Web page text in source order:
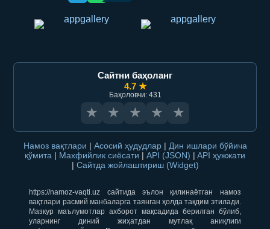
Сайтни баҳоланг
4.7 ★
Баҳоловчи: 431
★ ★ ★ ★ ★
Намоз вақтлари | Асосий ҳудудлар | Дин ишлари бўйича
қўмита | Махфийлик сиёсати | API (JSON) | API ҳужжати
| Сайтда жойлаштириш (Widget)
https://namoz-vaqti.uz сайтида эълон қилинаётган намоз
вақтлари расмий манбаларга таянган ҳолда тақдим этилади.
Мазкур маълумотлар ахборот мақсадида берилган бўлиб,
уларнинг диний жиҳатдан мутлақ аниқлиги